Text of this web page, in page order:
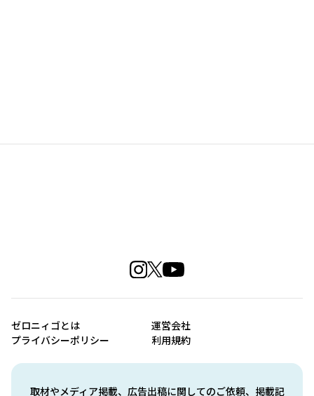
取材やメディア掲載、広告出稿に関してのご依頼、掲載記
ゼロニィゴとは
運営会社
プライバシーポリシー
利用規約